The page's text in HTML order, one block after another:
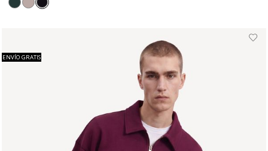
ENVÍO GRATIS